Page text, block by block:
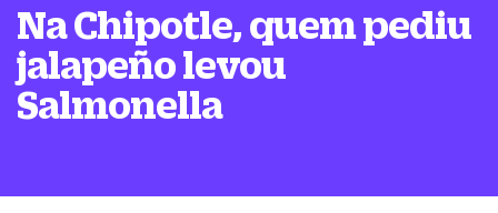
Na Chipotle, quem pediu
jalapeño levou
Salmonella